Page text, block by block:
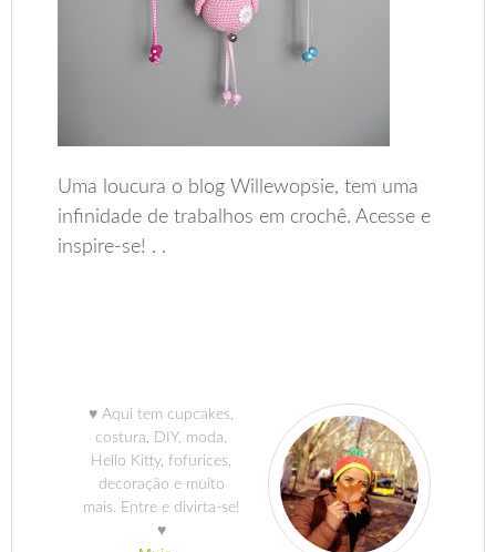
Uma loucura o blog Willewopsie, tem uma
infinidade de trabalhos em crochê. Acesse e
inspire-se! . .
♥ Aqui tem cupcakes,
costura, DIY, moda,
Hello Kitty, fofurices,
decoração e muito
mais. Entre e divirta-se!
♥